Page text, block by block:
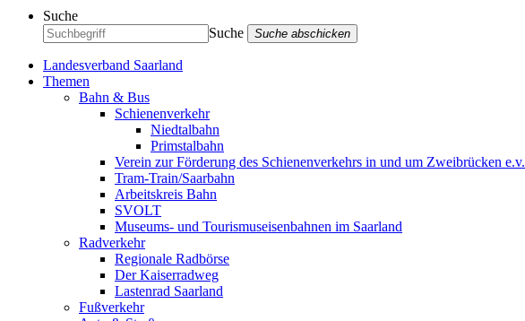
Suche
Suche
Suche abschicken
Landesverband Saarland
Themen
Bahn & Bus
Schienenverkehr
Niedtalbahn
Primstalbahn
Verein zur Förderung des Schienenverkehrs in und um Zweibrücken e.v.
Tram-Train/Saarbahn
Arbeitskreis Bahn
SVOLT
Museums- und Tourismuseisenbahnen im Saarland
Radverkehr
Regionale Radbörse
Der Kaiserradweg
Lastenrad Saarland
Fußverkehr